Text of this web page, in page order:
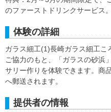
のファーストドリンクサービス。
体験の詳細
ガラス細工(1)長崎ガラス細工
ご協力のもと、「ガラスの砂浜
サリー作りを体験できます。商
へ郵送されます。
提供者の情報